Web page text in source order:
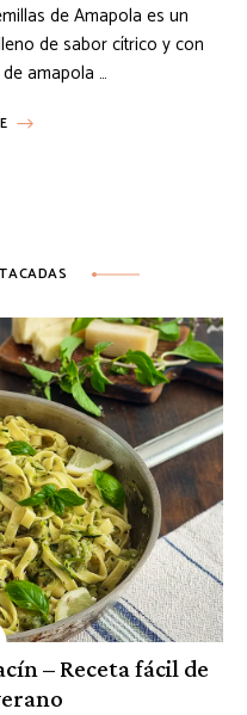
de Amapola es un
de sabor cítrico y con
amapola …
– Receta fácil de